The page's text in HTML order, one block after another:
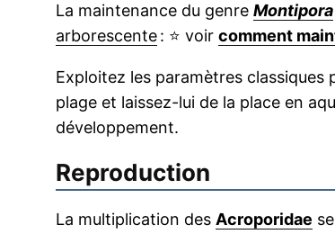
La maintenance du genre Montipora
arborescente: ⭐ voir comment
Exploitez les paramètres
plage et laissez-lui de la place en
développement.
Reproduction
La multiplication des Acroporidae